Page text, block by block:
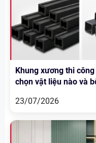
Khung xương thi
chọn vật liệu nào và
23/07/2026